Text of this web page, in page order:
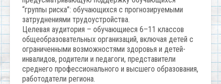
“группы риска”: обучающихся с прогнозируемыми
затруднениями трудоустройства.
Целевая аудитория – обучающиеся 6–11 классов
общеобразовательных организаций, включая детей с
ограниченными возможностями здоровья и детей-
инвалидов, родители и педагоги, представители
среднего профессионального и высшего образования,
работодатели региона.